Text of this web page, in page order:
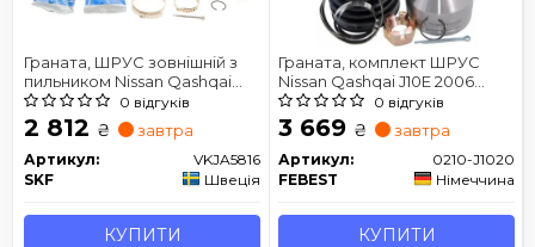
Граната, ШРУС зовнішній з
пильником Nissan Qashqai
J10E
0 відгуків
2 812 ₴ завтра
Артикул:
VKJA5816
SKF
Швеція
КУПИТИ
Граната, комплект ШРУС
Nissan Qashqai J10E 2006
(35x56x29)
0 відгуків
3 669 ₴ завтра
Артикул:
0210-J1020
FEBEST
Німеччина
КУПИТИ